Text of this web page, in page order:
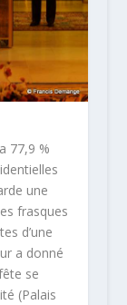
77,9 %
une
frasques
d’une
a donné
se
(Palais